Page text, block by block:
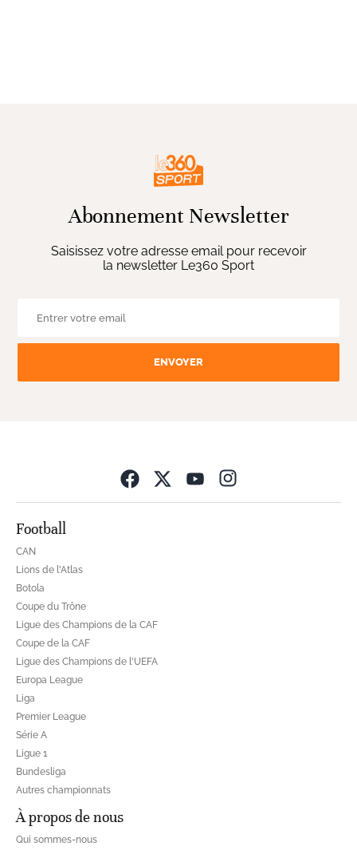
Abonnement Newsletter
Saisissez votre adresse email pour recevoir
la newsletter Le360 Sport
ENVOYER
Football
CAN
Lions de l'Atlas
Botola
Coupe du Trône
Ligue des Champions de la CAF
Coupe de la CAF
Ligue des Champions de l'UEFA
Europa League
Liga
Premier League
Série A
Ligue 1
Bundesliga
Autres championnats
À propos de nous
Qui sommes-nous